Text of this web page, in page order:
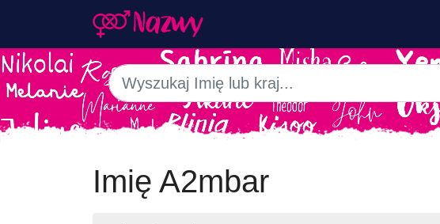
Imię A2mbar